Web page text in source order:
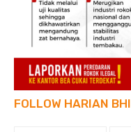
FOLLOW HARIAN